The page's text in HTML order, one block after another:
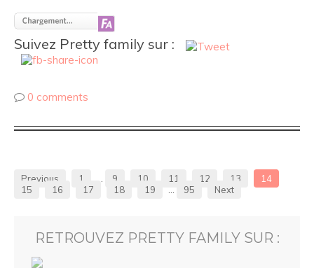
Suivez Pretty family sur :
0 comments
Previous 1 9 10 11 12 13
14
15
16 17 18 19 95 Next
RETROUVEZ PRETTY FAMILY SUR :